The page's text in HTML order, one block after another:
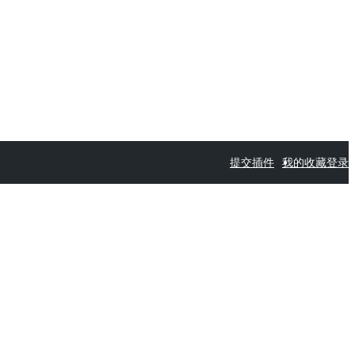
提交插件 我的收藏登录